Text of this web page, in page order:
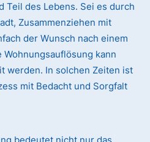
Teil des Lebens. Sei es durch
Zusammenziehen mit
der Wunsch nach einem
kann
werden. In solchen Zeiten ist
mit Bedacht und Sorgfalt